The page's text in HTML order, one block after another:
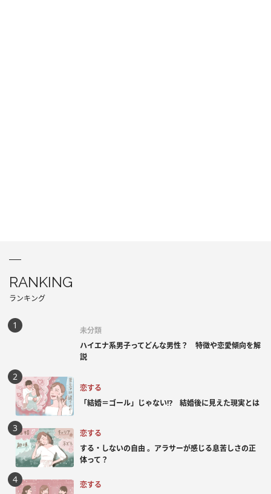
RANKING
ランキング
未分類
ハイエナ系男子ってどんな男性？ 特徴や恋愛傾向を解
説
恋する
「結婚＝ゴール」じゃない⁉ 結婚後に見えた現実とは
恋する
する・しないの自由 。アラサーが感じる息苦しさの正
体って？
恋する